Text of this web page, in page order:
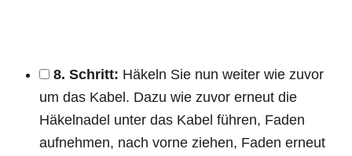
8. Schritt: Häkeln Sie nun weiter wie zuvor
um das Kabel. Dazu wie zuvor erneut die
Häkelnadel unter das Kabel führen, Faden
aufnehmen, nach vorne ziehen, Faden erneut